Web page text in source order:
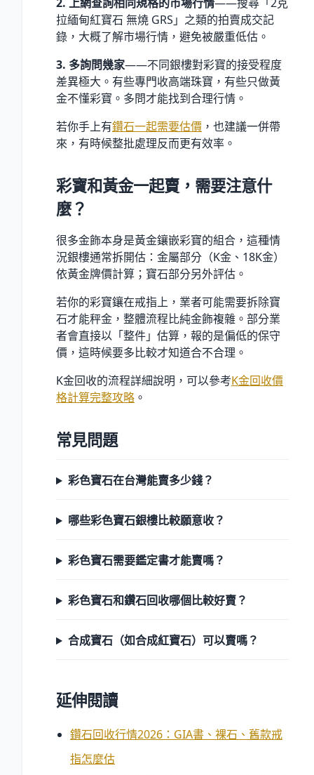
拉緬甸紅寶石 無燒 GRS」之類的拍賣成交記
錄，大概了解市場行情，避免被嚴重低估。
3. 多詢問幾家——不同銀樓對彩寶的接受程度
差異極大。有些專門收高端珠寶，有些只做黃
金不懂彩寶。多問才能找到合理行情。
若你手上有鑽石一起需要估價 ，也建議一併帶
來，有時候整批處理反而更有效率。
彩寶和黃金一起賣，需要注意什
麼？
很多金飾本身是黃金鑲嵌彩寶的組合，這種情
況銀樓通常拆開估：金屬部分（K金、18K金）
依黃金牌價計算；寶石部分另外評估。
若你的彩寶鑲在戒指上，業者可能需要拆除寶
石才能秤金，整體流程比純金飾複雜。部分業
者會直接以「整件」估算，報的是偏低的保守
價，這時候要多比較才知道合不合理。
K金回收的流程詳細說明，可以參考K金回收價
格計算完整攻略 。
常見問題
彩色寶石在台灣能賣多少錢？
哪些彩色寶石銀樓比較願意收？
彩色寶石需要鑑定書才能賣嗎？
彩色寶石和鑽石回收哪個比較好賣？
合成寶石（如合成紅寶石）可以賣嗎？
延伸閱讀
鑽石回收行情2026：GIA書、裸石、舊款戒
指怎麼估